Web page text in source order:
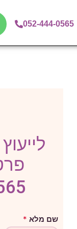
052-444-0565
שם מלא * מ
ל